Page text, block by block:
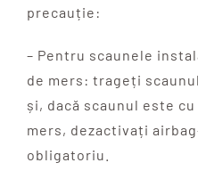
precauție:
– Pentru scaunele
de mers: trageți
și, dacă scaunul este
mers, dezactivați
obligatoriu.